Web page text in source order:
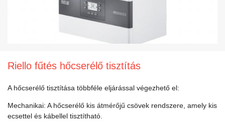
Riello fűtés hőcserélő tisztítás
A hőcserélő tisztítása többféle eljárással végezhető el:
Mechanikai: A hőcserélő kis átmérőjű csövek rendszere, amely kis
ecsettel és kábellel tisztítható.